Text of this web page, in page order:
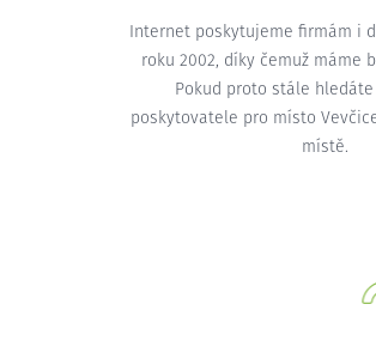
Internet poskytujeme firmám i
roku 2002, díky čemuž máme
Pokud proto stále
poskytovatele pro místo
místě.